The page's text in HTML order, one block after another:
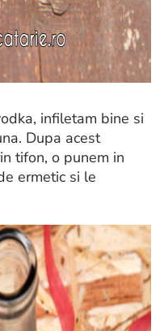
infiletam bine si
Dupa acest
tifon, o punem in
ermetic si le